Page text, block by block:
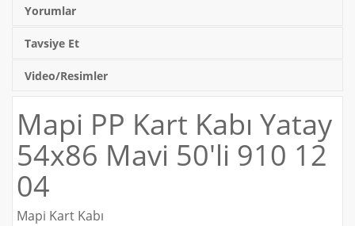
Yorumlar
Tavsiye Et
Video/Resimler
Mapi PP Kart Kabı Yatay
54x86 Mavi 50'li 910 12
04
Mapi Kart Kabı